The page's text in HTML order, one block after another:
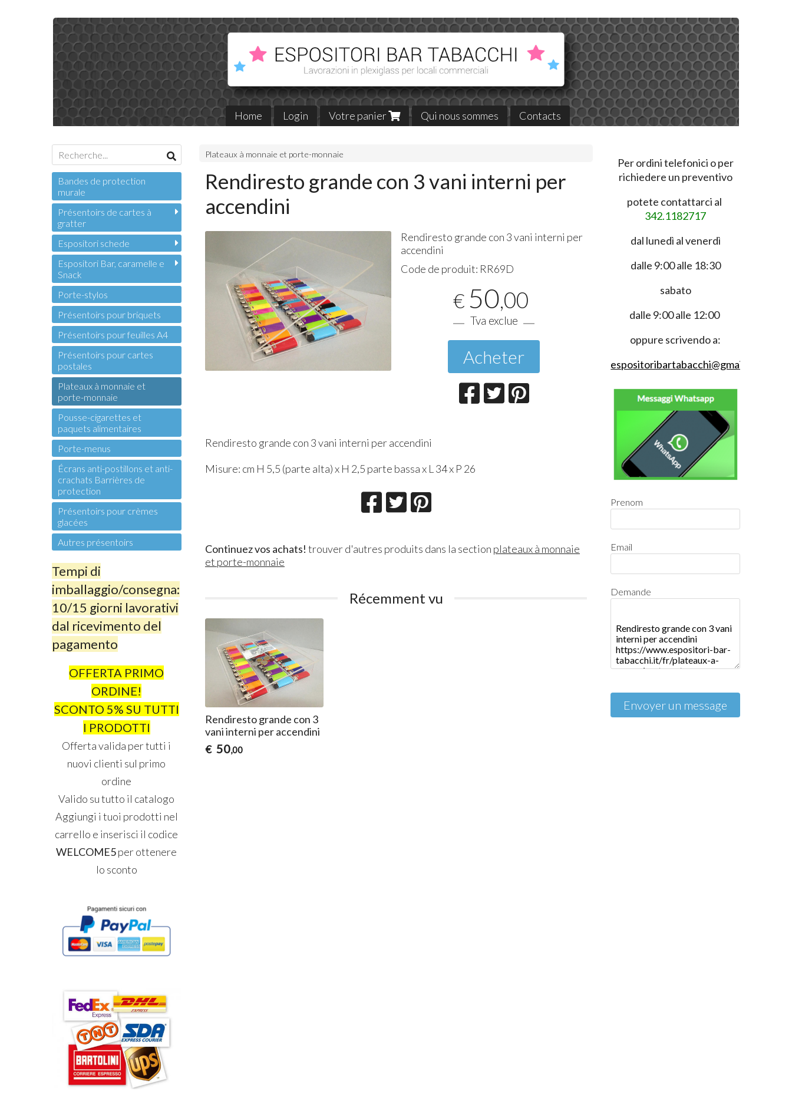
Home Login Votre panier Qui nous sommes Contacts
Plateaux à monnaie et porte-monnaie
Rendiresto grande con 3 vani interni per
accendini
Rendiresto grande con 3 vani interni per
accendini
Code de produit: RR69D
€ 50,00
Tva exclue
Acheter
Rendiresto grande con 3 vani interni per accendini
Misure: cm H 5,5 (parte alta) x H 2,5 parte bassa x L 34 x P 26
Continuez vos achats! trouver d'autres produits dans la section plateaux à monnaie
et porte-monnaie
Récemment vu
Rendiresto grande con 3
vani interni per accendini
€ 50,00
Bandes de protection
murale
Présentoirs de cartes à
gratter
Espositori schede
Espositori Bar, caramelle e
Snack
Porte-stylos
Présentoirs pour briquets
Présentoirs pour feuilles A4
Présentoirs pour cartes
postales
Plateaux à monnaie et
porte-monnaie
Pousse-cigarettes et
paquets alimentaires
Porte-menus
Écrans anti-postillons et anti-
crachats Barrières de
protection
Présentoirs pour crèmes
glacées
Autres présentoirs
Tempi di
imballaggio/consegna:
10/15 giorni lavorativi
dal ricevimento del
pagamento
OFFERTA PRIMO
ORDINE!
SCONTO 5% SU TUTTI
I PRODOTTI
Offerta valida per tutti i
nuovi clienti sul primo
ordine
Valido su tutto il catalogo
Aggiungi i tuoi prodotti nel
carrello e inserisci il codice
WELCOME5per ottenere
lo sconto
Per ordini telefonici o per
richiedere un preventivo
potete contattarci al
342.1182717
dal lunedì al venerdì
dalle 9:00 alle 18:30
sabato
dalle 9:00 alle 12:00
oppure scrivendo a:
espositoribartabacchi@gmail.com
Prenom
Email
Demande
Envoyer un message